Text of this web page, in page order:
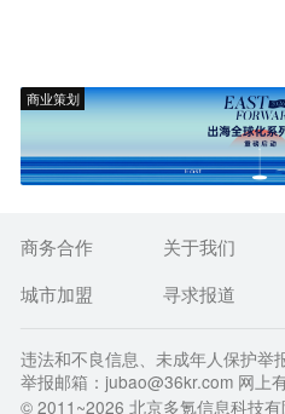
商业策划
商务合作 关于我们
城市加盟
寻求报道
违法和不良信息、未成年人保护举
举报邮箱：jubao@36kr.com 网上
© 2011~2026 北京多氪信息科技